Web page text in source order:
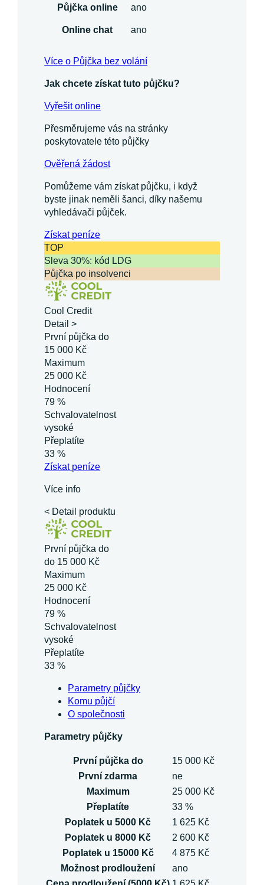
Půjčka online
ano
Online chat ano
Více o Půjčka bez volání
Jak chcete získat tuto půjčku?
Vyřešit online
Přesměrujeme vás na stránky
poskytovatele této půjčky
Ověřená žádost
Pomůžeme vám získat půjčku, i když
byste jinak neměli šanci, díky našemu
vyhledávači půjček.
Získatpeníze
TOP
Sleva 30%: kód LDG
Půjčka po insolvenci
Cool Credit
Detail >
První půjčka do
15 000 Kč
Maximum
25 000 Kč
Hodnocení
79 %
Schvalovatelnost
vysoké
Přeplatíte
33 %
Získatpeníze
Více info
< Detail produktu
První půjčka do
do 15 000 Kč
Maximum
25 000 Kč
Hodnocení
79 %
Schvalovatelnost
vysoké
Přeplatíte
33 %
Parametry půjčky
Komu půjčí
O společnosti
Parametry půjčky
První půjčka do
15 000 Kč
První zdarma
ne
Maximum
25 000 Kč
Přeplatíte
33 %
Poplatek u 5000 Kč
1 625 Kč
Poplatek u 8000 Kč
2 600 Kč
Poplatek u 15000 Kč
4 875 Kč
Možnost prodloužení
ano